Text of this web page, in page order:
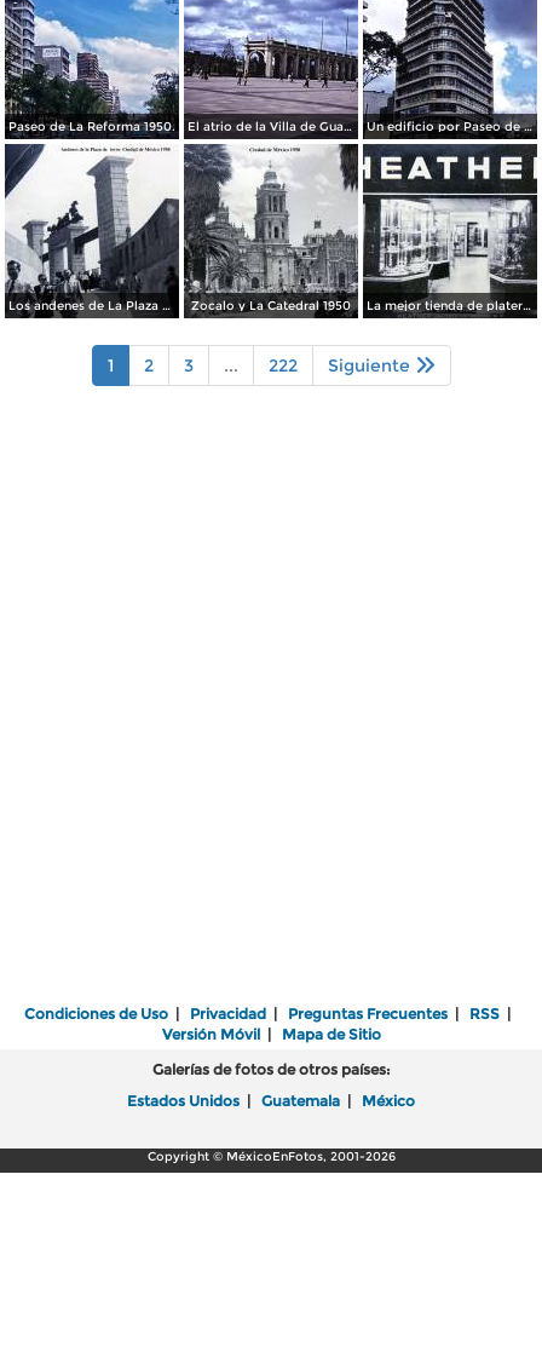
Paseo de La Reforma 1950. El atrio de la Villa de Guadalupe 1950. Un edificio por Paseo de La Reforma 1950
Los andenes de La Plaza de toros Ciudad de México 1950 Zocalo y La Catedral 1950 La mejor tienda de plateria.
1 2 3 ... 222 Siguiente
Condiciones de Uso | Privacidad | Preguntas Frecuentes | RSS |
Versión Móvil| Mapa de Sitio
Galerías de fotos de otros países:
Estados Unidos | Guatemala | México
Copyright © MéxicoEnFotos, 2001-2026